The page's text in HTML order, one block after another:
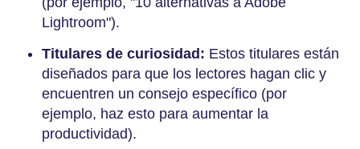
Lightroom").
Titulares de curiosidad: Estos titulares están
diseñados para que los lectores hagan clic y
encuentren un consejo específico (por
ejemplo, haz esto para aumentar la
productividad).